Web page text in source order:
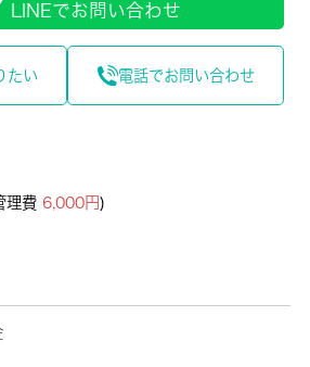
LINEでお問い合わせ
たい 電話でお問い合わせ
理費 6,000円)